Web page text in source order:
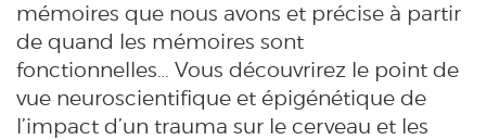
mémoires que nous avons et précise à partir
de quand les mémoires sont
fonctionnelles… Vous découvrirez le point de
vue neuroscientifique et épigénétique de
l’impact d’un trauma sur le cerveau et les